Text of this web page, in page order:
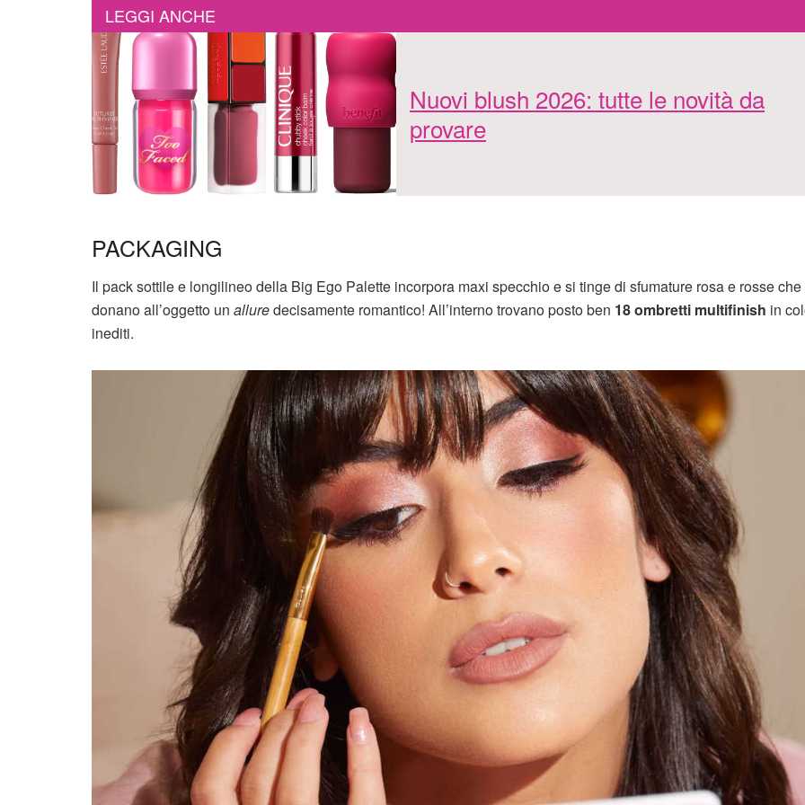
LEGGI ANCHE
Nuovi blush 2026: tutte le novità da
provare
PACKAGING
Il pack sottile e longilineo della Big Ego Palette incorpora maxi specchio e si tinge di sfumature rosa e rosse che
donano all’oggetto un alluredecisamente romantico! All’interno trovano posto ben 18 ombretti multifinish in
inediti.